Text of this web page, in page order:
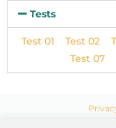
Tests
Test 01 Test 02
Test 07